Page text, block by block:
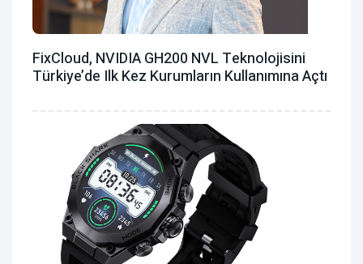
FixCloud, NVIDIA GH200 NVL Teknolojisini
Türkiye’de Ilk Kez Kurumların Kullanımına Açtı